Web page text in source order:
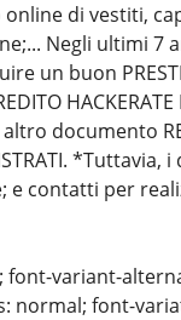
di vestiti,
Negli ultimi 7
un buon
HACKERATE
documento
*Tuttavia,
e contatti per
font-variant-
normal; font-